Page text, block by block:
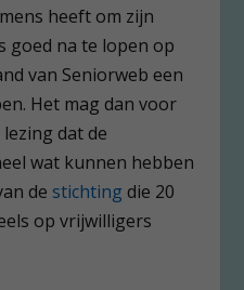
heeft om zijn
goed na te lopen op
van Seniorweb een
Het mag dan voor
dat de
wat kunnen hebben
de stichtingdie 20
op vrijwilligers